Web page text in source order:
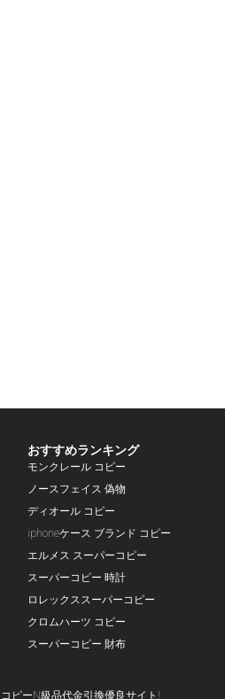
おすすめランキング
モンクレール コピー
ノースフェイス 偽物
ディオール コピー
iphoneケース ブランド コピー
エルメス スーパーコピー
スーパーコピー 時計
ロレックススーパーコピー
クロムハーツ コピー
スーパーコピー 財布
ピーN級品代金引換優良サイト!